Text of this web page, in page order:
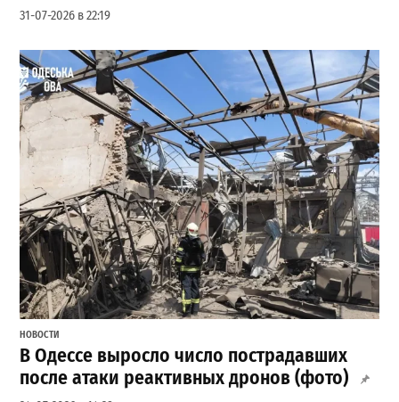
31-07-2026 в 22:19
НОВОСТИ
В Одессе выросло число пострадавших
после атаки реактивных дронов (фото)